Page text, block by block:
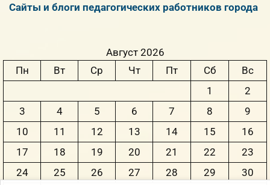
Сайты и блоги педагогических работников города
Август 2026
Пн
Вт Ср Чт Пт Сб
Вс
1
2
3
4 5 6 7 8
9
10
11 12 13 14 15
16
17
18 19 20 21 22
23
24
25 26 27 28 29 30